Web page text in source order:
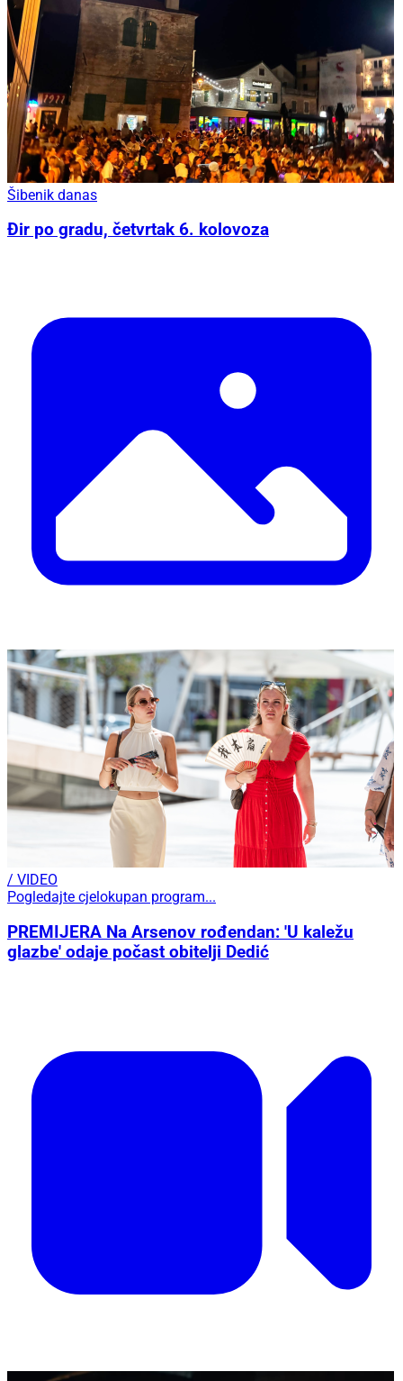
Šibenik danas
Đir po gradu, četvrtak 6. kolovoza
/ VIDEO
Pogledajte cjelokupan program...
PREMIJERA Na Arsenov rođendan: 'U kaležu
glazbe' odaje počast obitelji Dedić